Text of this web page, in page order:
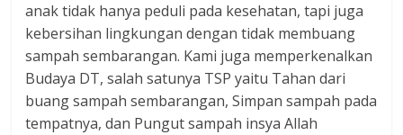
anak tidak hanya peduli pada kesehatan, tapi juga
kebersihan lingkungan dengan tidak membuang
sampah sembarangan. Kami juga memperkenalkan
Budaya DT, salah satunya TSP yaitu Tahan dari
buang sampah sembarangan, Simpan sampah pada
tempatnya, dan Pungut sampah insya Allah